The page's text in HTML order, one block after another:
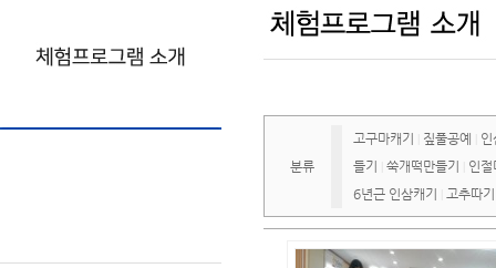
분류
고구마캐기 짚풀공예
인
들기
쑥개떡만들기
인
6년근 인삼캐기
고추따기